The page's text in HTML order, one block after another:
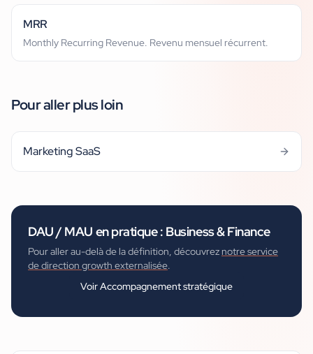
MRR
Monthly Recurring Revenue. Revenu mensuel récurrent.
Pour aller plus loin
Marketing SaaS
DAU / MAU en pratique : Business & Finance
Pour aller au-delà de la définition, découvrez notre service
de direction growth externalisée.
VoirAccompagnement stratégique